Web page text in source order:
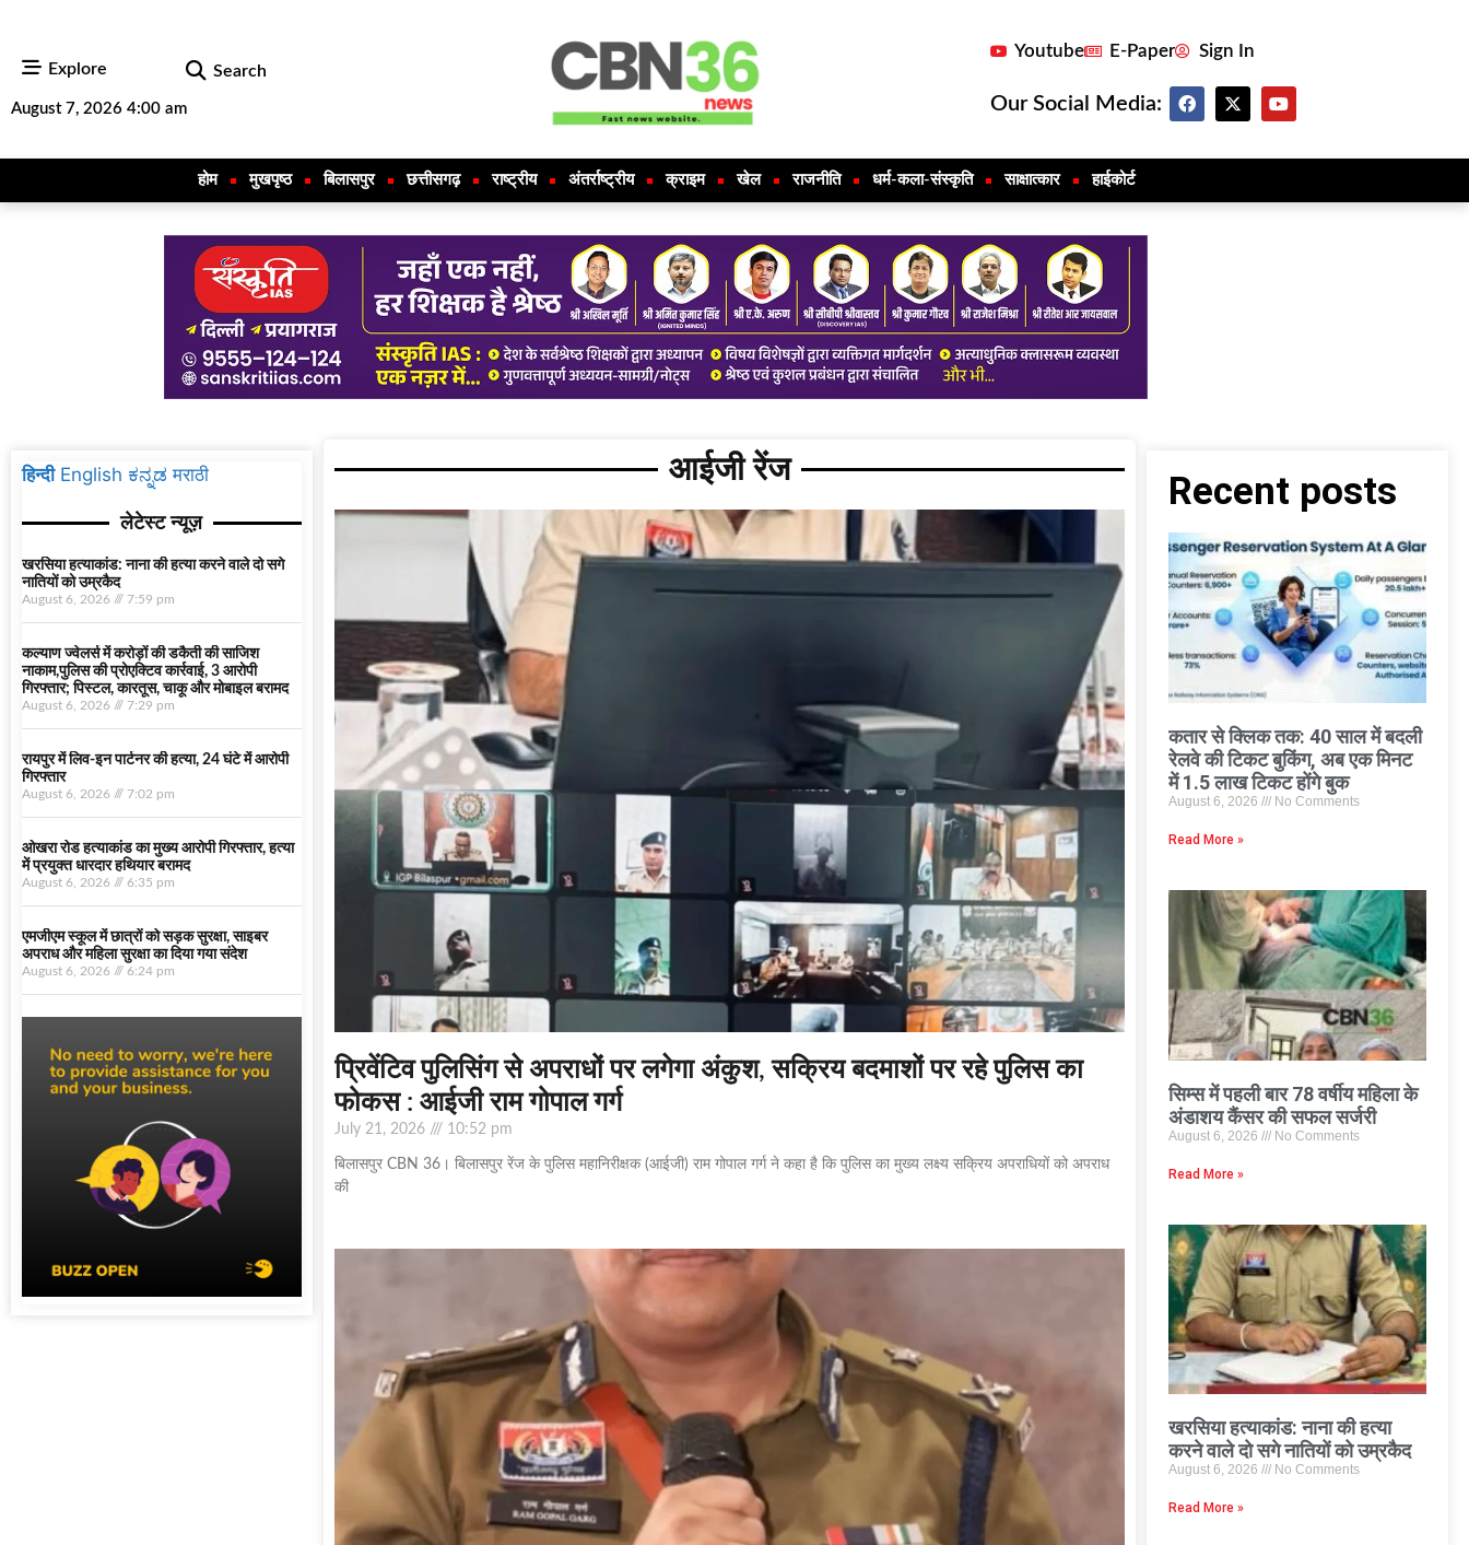
Explore Search
August 7, 2026 4:00 am
Youtube E-Paper Sign In
Our Social Media:
होम मुखपृष्ठ बिलासपुर छत्तीसगढ़ राष्ट्रीय अंतर्राष्ट्रीय क्राइम खेल राजनीति धर्म-कला-संस्कृति साक्षात्कार हाईकोर्ट
हिन्दी English ಕನ್ನಡ मराठी
लेटेस्ट न्यूज़
खरसिया हत्याकांड: नाना की हत्या करने वाले दो सगे
नातियों को उम्रकैद
August 6, 2026 7:59 pm
कल्याण ज्वेलर्स में करोड़ों की डकैती की साजिश
नाकाम,पुलिस की प्रोएक्टिव कार्रवाई, 3 आरोपी
गिरफ्तार; पिस्टल, कारतूस, चाकू और मोबाइल बरामद
August 6, 2026 7:29 pm
रायपुर में लिव-इन पार्टनर की हत्या, 24 घंटे में आरोपी
गिरफ्तार
August 6, 2026 7:02 pm
ओखरा रोड हत्याकांड का मुख्य आरोपी गिरफ्तार, हत्या
में प्रयुक्त धारदार हथियार बरामद
August 6, 2026 6:35 pm
एमजीएम स्कूल में छात्रों को सड़क सुरक्षा, साइबर
अपराध और महिला सुरक्षा का दिया गया संदेश
August 6, 2026 6:24 pm
आईजी रेंज
प्रिवेंटिव पुलिसिंग से अपराधों पर लगेगा अंकुश, सक्रिय बदमाशों पर रहे पुलिस का
फोकस : आईजी राम गोपाल गर्ग
July 21, 2026 10:52 pm
बिलासपुर CBN 36। बिलासपुर रेंज के पुलिस महानिरीक्षक (आईजी) राम गोपाल गर्ग ने कहा है कि पुलिस का मुख्य लक्ष्य सक्रिय अपराधियों को अपराध
की
Recent posts
कतार से क्लिक तक: 40 साल में बदली
रेलवे की टिकट बुकिंग, अब एक मिनट
में 1.5 लाख टिकट होंगे बुक
August 6, 2026 No Comments
Read More »
सिम्स में पहली बार 78 वर्षीय महिला के
अंडाशय कैंसर की सफल सर्जरी
August 6, 2026 No Comments
Read More »
खरसिया हत्याकांड: नाना की हत्या
करने वाले दो सगे नातियों को उम्रकैद
August 6, 2026 No Comments
Read More »